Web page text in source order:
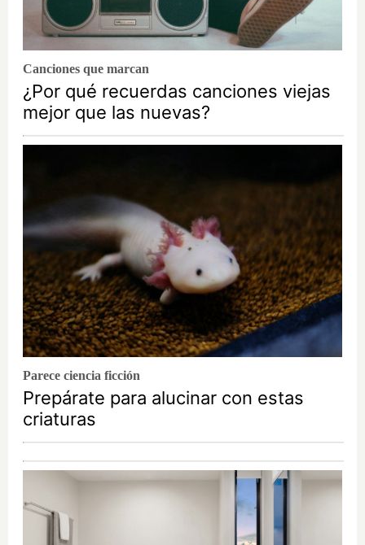
Canciones que marcan
¿Por qué recuerdas canciones viejas
mejor que las nuevas?
Parece ciencia ficción
Prepárate para alucinar con estas
criaturas